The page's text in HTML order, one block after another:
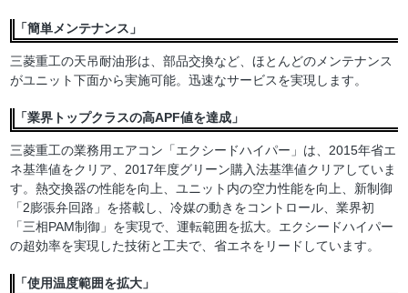
「簡単メンテナンス」
三菱重工の天吊耐油形は、部品交換など、ほとんどのメンテナンス
がユニット下面から実施可能。迅速なサービスを実現します。
「業界トップクラスの高APF値を達成」
三菱重工の業務用エアコン「エクシードハイパー」は、2015年省エ
ネ基準値をクリア、2017年度グリーン購入法基準値クリアしていま
す。熱交換器の性能を向上、ユニット内の空力性能を向上、新制御
「2膨張弁回路」を搭載し、冷媒の動きをコントロール、業界初
「三相PAM制御」を実現で、運転範囲を拡大。エクシードハイパー
の超効率を実現した技術と工夫で、省エネをリードしています。
「使用温度範囲を拡大」